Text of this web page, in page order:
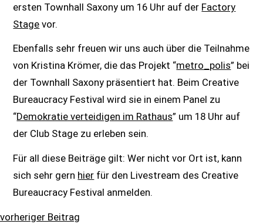
ersten Townhall Saxony um 16 Uhr auf der Factory
Stage vor.
Ebenfalls sehr freuen wir uns auch über die Teilnahme
von Kristina Krömer, die das Projekt “metro_polis” bei
der Townhall Saxony präsentiert hat. Beim Creative
Bureaucracy Festival wird sie in einem Panel zu
“Demokratie verteidigen im Rathaus” um 18 Uhr auf
der Club Stage zu erleben sein.
Für all diese Beiträge gilt: Wer nicht vor Ort ist, kann
sich sehr gern hier für den Livestream des Creative
Bureaucracy Festival anmelden.
vorheriger Beitrag